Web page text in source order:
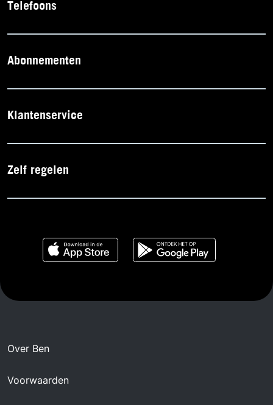
Telefoons
Abonnementen
Klantenservice
Zelf regelen
Over Ben
Voorwaarden